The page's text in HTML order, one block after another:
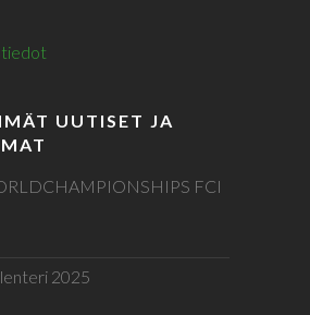
UUTISET JA
FCI
2025